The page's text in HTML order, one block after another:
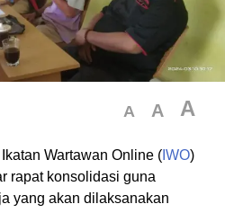
A A A
Wartawan Online ( IWO)
rapat konsolidasi guna
yang akan dilaksanakan